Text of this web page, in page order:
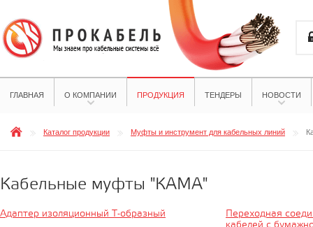
ГЛАВНАЯ О КОМПАНИИ ПРОДУКЦИЯ ТЕНДЕРЫ НОВОСТИ
Каталог продукции Муфты и инструмент для кабельных линий
Кабельные муфты "КАМА"
Адаптер изоляционный Т-образный
Переходная